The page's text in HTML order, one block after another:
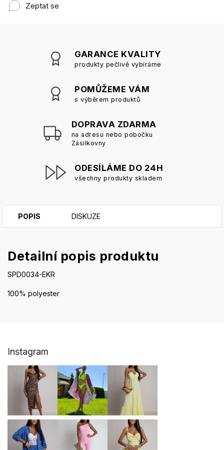
Zeptat se
GARANCE KVALITY
produkty pečlivě vybíráme
POMŮŽEME VÁM
s výběrem produktů
DOPRAVA ZDARMA
na adresu nebo pobočku
Zásilkovny
ODESÍLÁME DO 24H
všechny produkty skladem
POPIS DISKUZE
Detailní popis produktu
SPD0034-EKR
100% polyester
Instagram